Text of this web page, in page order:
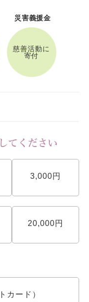
災害義援金
慈善活動に
寄付
3,000円
20,000円
カード）